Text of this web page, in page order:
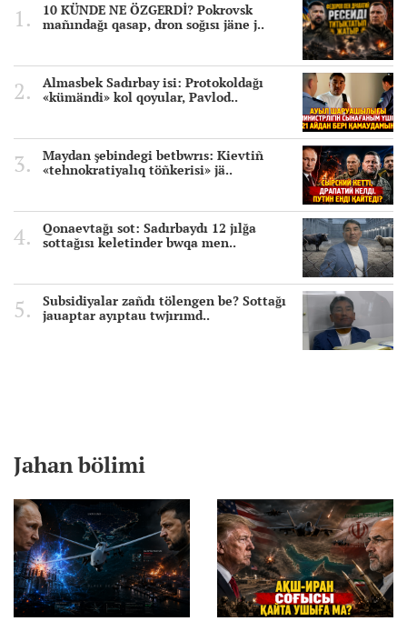
10 KÜNDE NE ÖZGERDİ? Pokrovsk
mañındağı qasap, dron soğısı jäne j..
Almasbek Sadırbay isi: Protokoldağı
«kümändi» kol qoyular, Pavlod..
Maydan şebindegi betbwrıs: Kievtiñ
«tehnokratiyalıq töñkerisi» jä..
Qonaevtağı sot: Sadırbaydı 12 jılğa
sottağısı keletinder bwqa men..
Subsidiyalar zañdı tölengen be? Sottağı
jauaptar ayıptau twjırımd..
Jahan bölimi